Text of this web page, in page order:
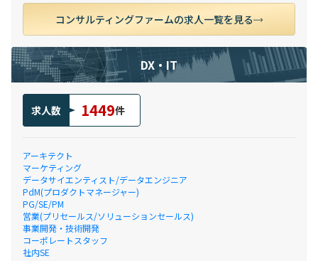
コンサルティングファームの求人一覧を見る
DX・IT
求人数 1449件
アーキテクト
マーケティング
データサイエンティスト/データエンジニア
PdM(プロダクトマネージャー)
PG/SE/PM
営業(プリセールス/ソリューションセールス)
事業開発・技術開発
コーポレートスタッフ
社内SE